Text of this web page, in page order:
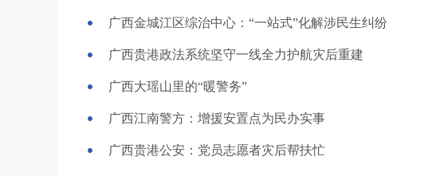
广西金城江区综治中心：“一站式”化解涉民生纠纷
广西贵港政法系统坚守一线全力护航灾后重建
广西大瑶山里的“暖警务”
广西江南警方：增援安置点为民办实事
广西贵港公安：党员志愿者灾后帮扶忙